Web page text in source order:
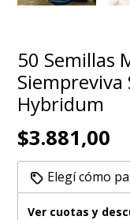
50 Semillas
Hybridum
$3.881,00
Elegí cómo
Ver cuotas y